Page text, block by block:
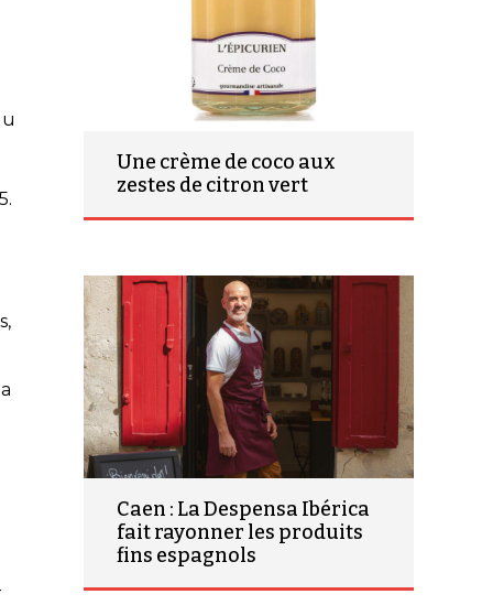
Une crème de coco aux
zestes de citron vert
Caen : La Despensa Ibérica
fait rayonner les produits
fins espagnols